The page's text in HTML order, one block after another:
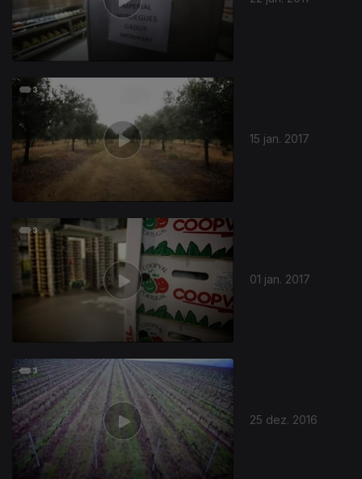
15 jan. 2017
01 jan. 2017
25 dez. 2016